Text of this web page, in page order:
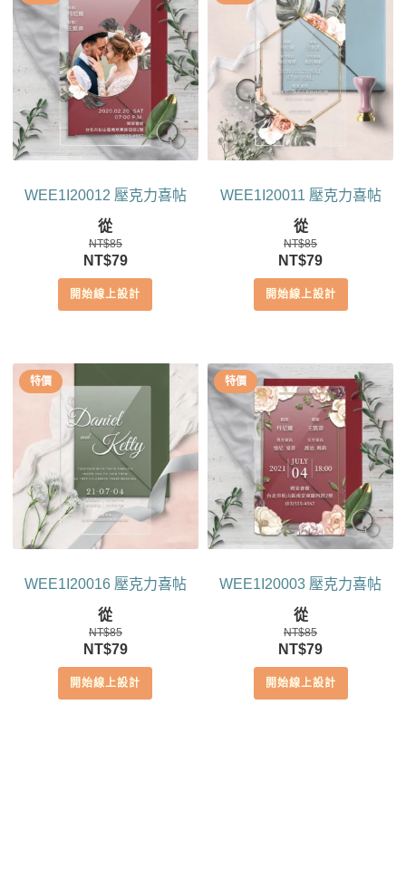
WEE1I20012 壓克力喜帖
從
NT$85
原
始
價
NT$79目
前
價
開始線上設計
WEE1I20011 壓克力喜帖
從
NT$85
原
始
價
NT$79目
前
價
開始線上設計
特價
WEE1I20016 壓克力喜帖
從
NT$85
原
始
價
NT$79目
前
價
開始線上設計
特價
WEE1I20003 壓克力喜帖
從
NT$85
原
始
價
NT$79目
前
價
開始線上設計